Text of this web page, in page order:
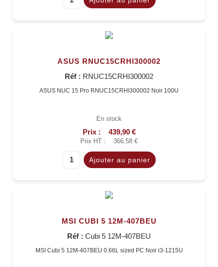
ASUS RNUC15CRHI300002
Réf : RNUC15CRHI300002
ASUS NUC 15 Pro RNUC15CRHI300002 Noir 100U
En stock
Prix : 439,90 €
Prix HT : 366,58 €
MSI CUBI 5 12M-407BEU
Réf : Cubi 5 12M-407BEU
MSI Cubi 5 12M-407BEU 0.66L sized PC Noir i3-1215U